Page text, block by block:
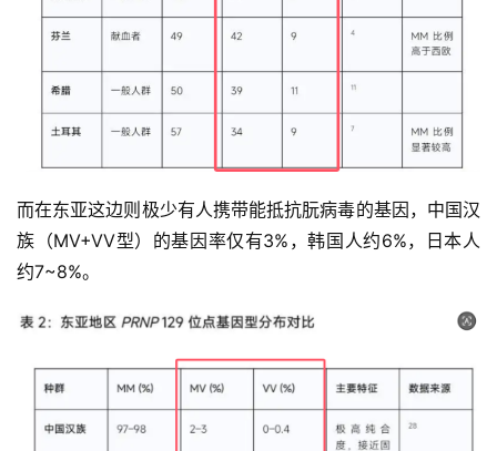
而在东亚这边则极少有人携带能抵抗朊病毒的基因，中国汉
族（MV+VV型）的基因率仅有3%，韩国人约6%，日本人
约7~8%。